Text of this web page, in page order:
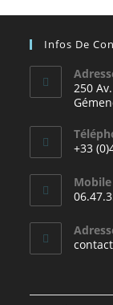
Infos De
250
+33
Mobile